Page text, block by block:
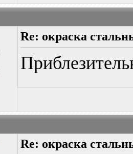
Re: окраска
Re: окраска